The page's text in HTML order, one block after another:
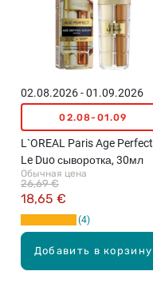
Добавить в корзину
02.08.2026 - 01.09.2026
02.08-01.09
L`OREAL Paris Age Perfect
Le Duo сыворотка, 30мл
Обычная цена
18,65 €
26,69 €
4